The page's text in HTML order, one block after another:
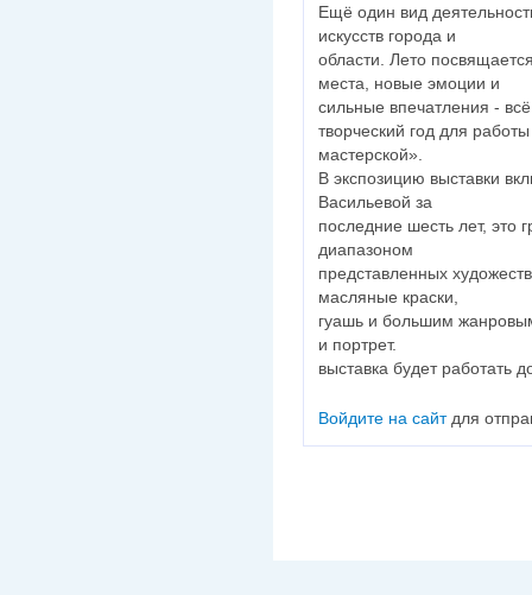
Ещё один вид
искусств города и
области. Лето
места, новые эмоции и
сильные впечатления -
творческий год для
мастерской».
В экспозицию выставки
Васильевой за
последние шесть лет, это
диапазоном
представленных
масляные краски,
гуашь и большим
и портрет.
выставка будет работать
Войдите на сайтдля